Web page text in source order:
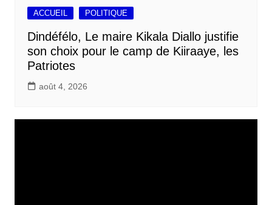
ACCUEIL POLITIQUE
Dindéfélo, Le maire Kikala Diallo justifie
son choix pour le camp de Kiiraaye, les
Patriotes
août 4, 2026